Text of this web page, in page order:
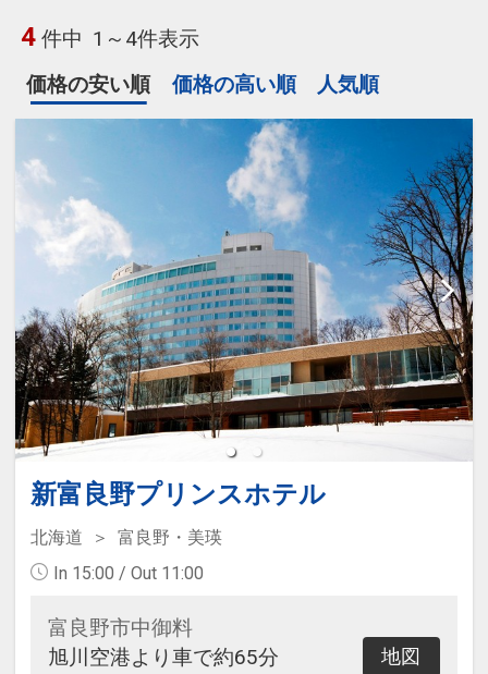
4 件中 1～4件表示
価格の安い順
価格の高い順 人気順
新富良野プリンスホテル
北海道
富良野・美瑛
In 15:00 / Out 11:00
富良野市中御料
旭川空港より車で約65分
地図